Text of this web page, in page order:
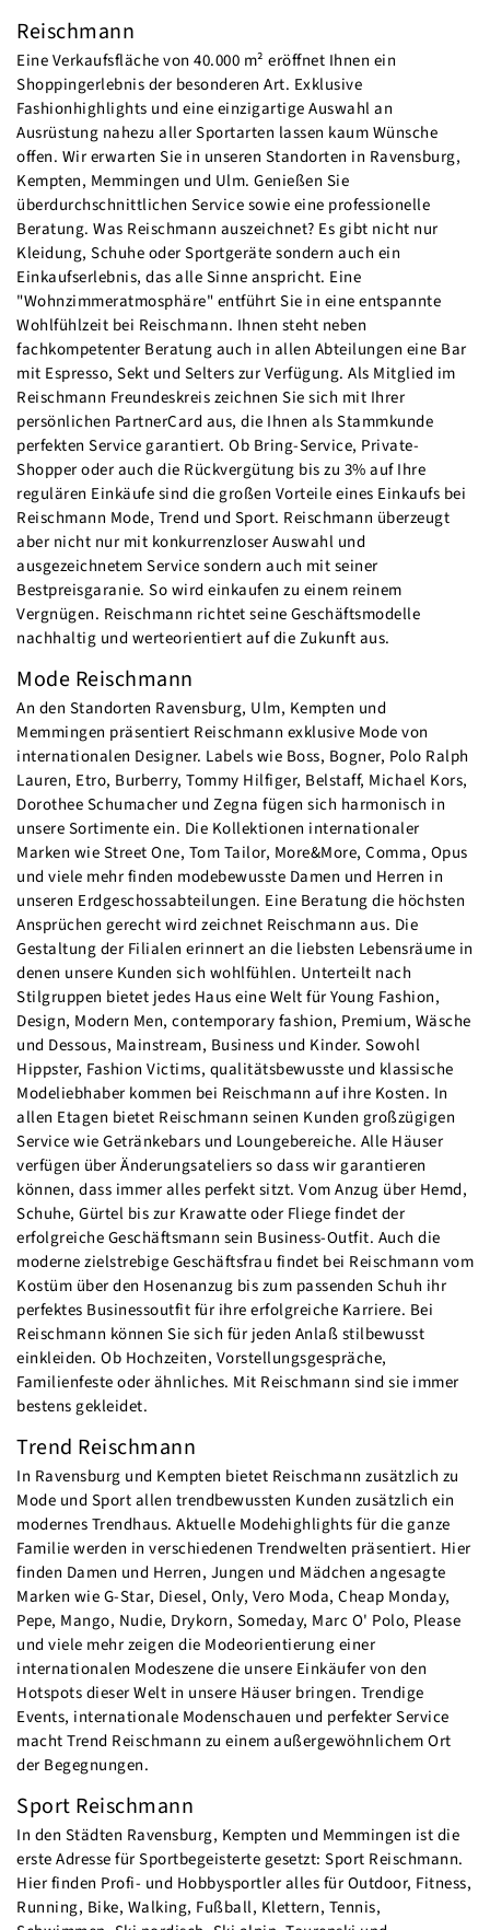
Reischmann
Eine Verkaufsfläche von 40.000 m² eröffnet Ihnen ein
Shoppingerlebnis der besonderen Art. Exklusive
Fashionhighlights und eine einzigartige Auswahl an
Ausrüstung nahezu aller Sportarten lassen kaum Wünsche
offen. Wir erwarten Sie in unseren Standorten in Ravensburg,
Kempten, Memmingen und Ulm. Genießen Sie
überdurchschnittlichen Service sowie eine professionelle
Beratung. Was Reischmann auszeichnet? Es gibt nicht nur
Kleidung, Schuhe oder Sportgeräte sondern auch ein
Einkaufserlebnis, das alle Sinne anspricht. Eine
"Wohnzimmeratmosphäre" entführt Sie in eine entspannte
Wohlfühlzeit bei Reischmann. Ihnen steht neben
fachkompetenter Beratung auch in allen Abteilungen eine Bar
mit Espresso, Sekt und Selters zur Verfügung. Als Mitglied im
Reischmann Freundeskreis zeichnen Sie sich mit Ihrer
persönlichen PartnerCard aus, die Ihnen als Stammkunde
perfekten Service garantiert. Ob Bring-Service, Private-
Shopper oder auch die Rückvergütung bis zu 3% auf Ihre
regulären Einkäufe sind die großen Vorteile eines Einkaufs bei
Reischmann Mode, Trend und Sport. Reischmann überzeugt
aber nicht nur mit konkurrenzloser Auswahl und
ausgezeichnetem Service sondern auch mit seiner
Bestpreisgaranie. So wird einkaufen zu einem reinem
Vergnügen. Reischmann richtet seine Geschäftsmodelle
nachhaltig und werteorientiert auf die Zukunft aus.
Mode Reischmann
An den Standorten Ravensburg, Ulm, Kempten und
Memmingen präsentiert Reischmann exklusive Mode von
internationalen Designer. Labels wie Boss, Bogner, Polo Ralph
Lauren, Etro, Burberry, Tommy Hilfiger, Belstaff, Michael Kors,
Dorothee Schumacher und Zegna fügen sich harmonisch in
unsere Sortimente ein. Die Kollektionen internationaler
Marken wie Street One, Tom Tailor, More&More, Comma, Opus
und viele mehr finden modebewusste Damen und Herren in
unseren Erdgeschossabteilungen. Eine Beratung die höchsten
Ansprüchen gerecht wird zeichnet Reischmann aus. Die
Gestaltung der Filialen erinnert an die liebsten Lebensräume in
denen unsere Kunden sich wohlfühlen. Unterteilt nach
Stilgruppen bietet jedes Haus eine Welt für Young Fashion,
Design, Modern Men, contemporary fashion, Premium, Wäsche
und Dessous, Mainstream, Business und Kinder. Sowohl
Hippster, Fashion Victims, qualitätsbewusste und klassische
Modeliebhaber kommen bei Reischmann auf ihre Kosten. In
allen Etagen bietet Reischmann seinen Kunden großzügigen
Service wie Getränkebars und Loungebereiche. Alle Häuser
verfügen über Änderungsateliers so dass wir garantieren
können, dass immer alles perfekt sitzt. Vom Anzug über Hemd,
Schuhe, Gürtel bis zur Krawatte oder Fliege findet der
erfolgreiche Geschäftsmann sein Business-Outfit. Auch die
moderne zielstrebige Geschäftsfrau findet bei Reischmann vom
Kostüm über den Hosenanzug bis zum passenden Schuh ihr
perfektes Businessoutfit für ihre erfolgreiche Karriere. Bei
Reischmann können Sie sich für jeden Anlaß stilbewusst
einkleiden. Ob Hochzeiten, Vorstellungsgespräche,
Familienfeste oder ähnliches. Mit Reischmann sind sie immer
bestens gekleidet.
Trend Reischmann
In Ravensburg und Kempten bietet Reischmann zusätzlich zu
Mode und Sport allen trendbewussten Kunden zusätzlich ein
modernes Trendhaus. Aktuelle Modehighlights für die ganze
Familie werden in verschiedenen Trendwelten präsentiert. Hier
finden Damen und Herren, Jungen und Mädchen angesagte
Marken wie G-Star, Diesel, Only, Vero Moda, Cheap Monday,
Pepe, Mango, Nudie, Drykorn, Someday, Marc O' Polo, Please
und viele mehr zeigen die Modeorientierung einer
internationalen Modeszene die unsere Einkäufer von den
Hotspots dieser Welt in unsere Häuser bringen. Trendige
Events, internationale Modenschauen und perfekter Service
macht Trend Reischmann zu einem außergewöhnlichem Ort
der Begegnungen.
Sport Reischmann
In den Städten Ravensburg, Kempten und Memmingen ist die
erste Adresse für Sportbegeisterte gesetzt: Sport Reischmann.
Hier finden Profi- und Hobbysportler alles für Outdoor, Fitness,
Running, Bike, Walking, Fußball, Klettern, Tennis,